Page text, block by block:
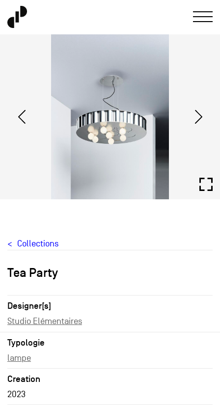
Collections
Tea Party
Designer[s]
Studio Elémentaires
Typologie
lampe
Creation
2023